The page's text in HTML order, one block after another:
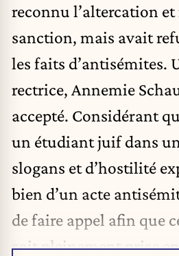
reconnu l’altercation
sanction, mais avait
les faits d’antisémites.
rectrice, Annemie
accepté. Considérant
un étudiant juif dans
slogans et d’hostilité
bien d’un acte
de faire appel afin que
soit pleinement prise